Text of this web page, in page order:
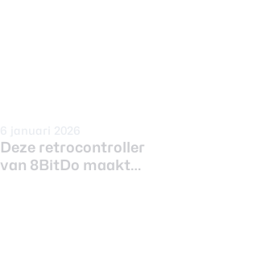
Deze retrocontroller
van 8BitDo maakt